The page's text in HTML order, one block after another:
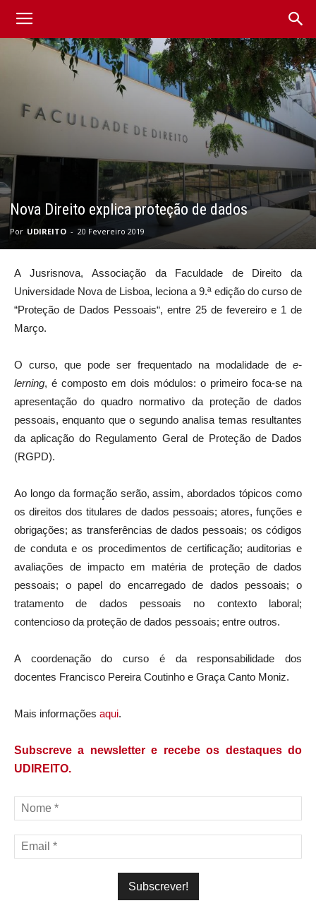
Nova Direito explica proteção de dados
Por UDIREITO - 20 Fevereiro 2019
A Jusrisnova, Associação da Faculdade de Direito da
Universidade Nova de Lisboa, leciona a 9.ª edição do curso de
“Proteção de Dados Pessoais“, entre 25 de fevereiro e 1 de
Março.
O curso, que pode ser frequentado na modalidade de e-
lerning, é composto em dois módulos: o primeiro foca-se na
apresentação do quadro normativo da proteção de dados
pessoais, enquanto que o segundo analisa temas resultantes
da aplicação do Regulamento Geral de Proteção de Dados
(RGPD).
Ao longo da formação serão, assim, abordados tópicos como
os direitos dos titulares de dados pessoais; atores, funções e
obrigações; as transferências de dados pessoais; os códigos
de conduta e os procedimentos de certificação; auditorias e
avaliações de impacto em matéria de proteção de dados
pessoais; o papel do encarregado de dados pessoais; o
tratamento de dados pessoais no contexto laboral;
contencioso da proteção de dados pessoais; entre outros.
A coordenação do curso é da responsabilidade dos
docentes Francisco Pereira Coutinho e Graça Canto Moniz.
Mais informações aqui.
Subscreve a newsletter e recebe os destaques do
UDIREITO.